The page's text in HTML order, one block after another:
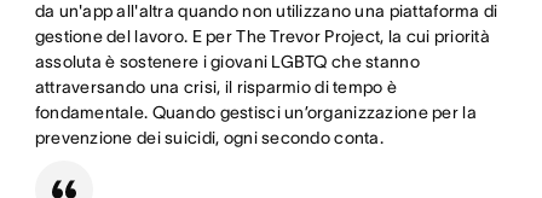
da un'app all'altra quando non utilizzano una piattaforma di
gestione del lavoro. E per The Trevor Project, la cui priorità
assoluta è sostenere i giovani LGBTQ che stanno
attraversando una crisi, il risparmio di tempo è
fondamentale. Quando gestisci un’organizzazione per la
prevenzione dei suicidi, ogni secondo conta.